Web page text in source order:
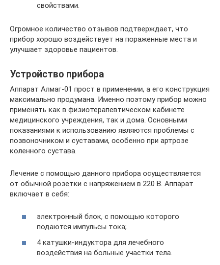
свойствами.
Огромное количество отзывов подтверждает, что
прибор хорошо воздействует на пораженные места и
улучшает здоровье пациентов.
Устройство прибора
Аппарат Алмаг-01 прост в применении, а его конструкция
максимально продумана. Именно поэтому прибор можно
применять как в физиотерапевтическом кабинете
медицинского учреждения, так и дома. Основными
показаниями к использованию являются проблемы с
позвоночником и суставами, особенно при артрозе
коленного сустава.
Лечение с помощью данного прибора осуществляется
от обычной розетки с напряжением в 220 В. Аппарат
включает в себя:
электронный блок, с помощью которого
подаются импульсы тока;
4 катушки-индуктора для лечебного
воздействия на больные участки тела.